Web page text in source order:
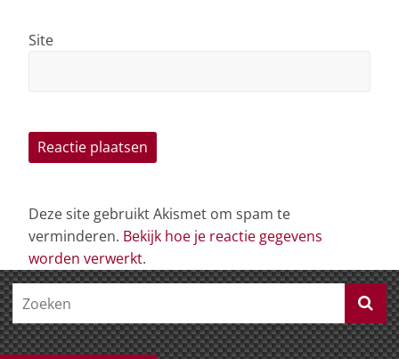
Site
Deze site gebruikt Akismet om spam te
verminderen. Bekijk hoe je reactie gegevens
worden verwerkt.